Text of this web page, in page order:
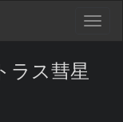
ラス彗星